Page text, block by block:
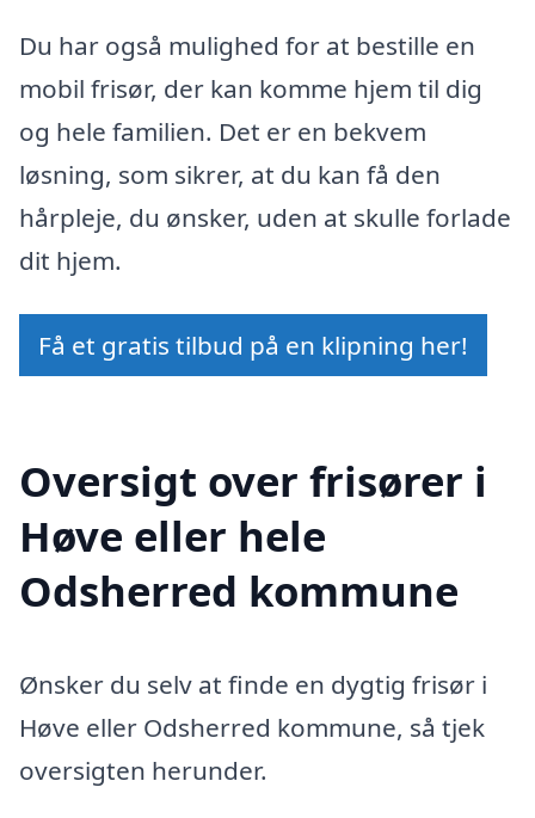
Du har også mulighed for at bestille en
mobil frisør, der kan komme hjem til dig
og hele familien. Det er en bekvem
løsning, som sikrer, at du kan få den
hårpleje, du ønsker, uden at skulle forlade
dit hjem.
Få et gratis tilbud på en klipning her!
Oversigt over frisører i
Høve eller hele
Odsherred kommune
Ønsker du selv at finde en dygtig frisør i
Høve eller Odsherred kommune, så tjek
oversigten herunder.